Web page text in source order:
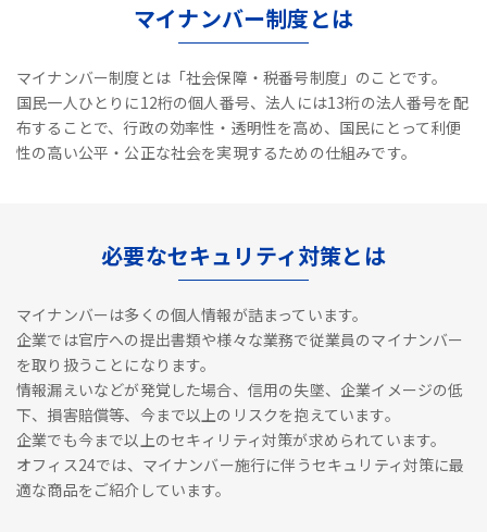
マイナンバー制度とは
マイナンバー制度とは「社会保障・税番号制度」のことです。
国民一人ひとりに12桁の個人番号、法人には13桁の法人番号を配
布することで、 行政の効率性・透明性を高め、国民にとって利便
性の高い公平・公正な社会を実現するための仕組みです。
必要なセキュリティ対策とは
マイナンバーは多くの個人情報が詰まっています。
企業では官庁への提出書類や様々な業務で従業員のマイナンバー
を取り扱うことになります。
情報漏えいなどが発覚した場合、信用の失墜、企業イメージの低
下、損害賠償等、今まで以上のリスクを抱えています。
企業でも今まで以上のセキィリティ対策が求められています。
オフィス24では、マイナンバー施行に伴うセキュリティ対策に最
適な商品をご紹介しています。